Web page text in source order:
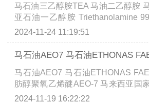
马石油三乙醇胺TEA 马油二乙醇胺
亚石油一乙醇胺 Triethanolamine
石油二乙醇胺 马石油一乙醇胺 CAS
胶、保湿、洗发剂等）中用作乳化
湿剂、增湿剂、增稠剂、PH平衡剂
用作纤维处理剂、防腐添加剂、增
照相显影液添加剂、发动机积碳
等。用作增塑剂、中和剂、润滑剂的
2024-11-24 11:19:51
马石油AEO7 马石油ETHONAS
肪醇聚氧乙烯醚AEO-7 马来西亚国
26-L-7 陶氏AEO7 非离子型表面活
2024-11-19 16:22:22